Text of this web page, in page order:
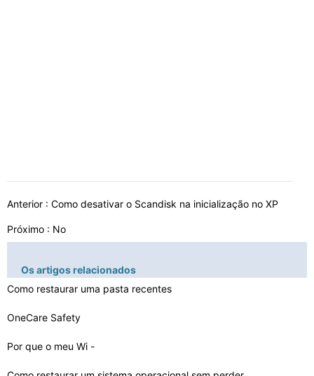
Anterior : Como desativar o Scandisk na inicialização no XP
Próximo : No
Os artigos relacionados
Como restaurar uma pasta recentes
OneCare Safety
Por que o meu Wi -